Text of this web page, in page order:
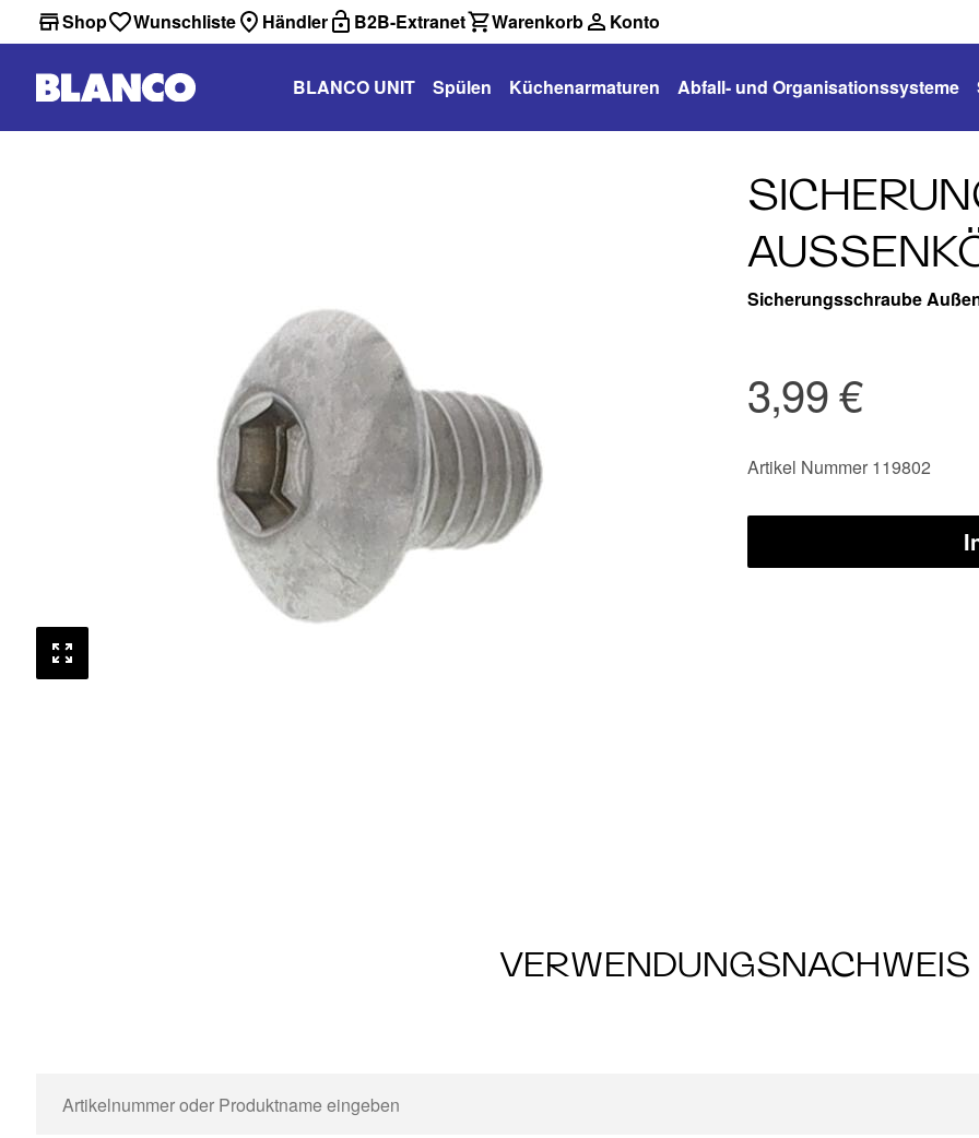
Shop Wunschliste Händler B2B-Extranet Warenkorb Konto
BLANCO UNIT Spülen Küchenarmaturen Abfall- und Organisationssysteme
Sicherungsschraube
3,99 €
Artikel Nummer 119802
VERWENDUNGSNACHWEIS